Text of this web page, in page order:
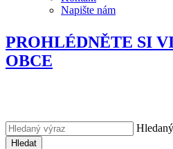
Napište nám
PROHLÉDNĚTE SI
OBCE
Hledat